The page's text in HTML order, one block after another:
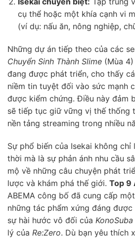
cụ thể hoặc một khía cạnh vi
(ví dụ: nấu ăn, nông nghiệp,
Những dự án tiếp theo của các
Chuyển Sinh Thành Slime (Mùa
đang được phát triển, cho thấy
niềm tin tuyệt đối vào sức mạnh
được kiểm chứng. Điều này đảm
sẽ tiếp tục giữ vững vị thế thống
nền tảng streaming trong nhiều
Sự phổ biến của Isekai không
thời mà là sự phản ánh nhu cầu
mộ về những câu chuyện phát
lược và khám phá thế giới. Top 9
ABEMA công bố đã cung cấp
những tác phẩm xứng đáng
sự hài hước vô đối của KonoSuba
lý của Re:Zero. Dù bạn yêu thích